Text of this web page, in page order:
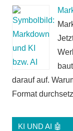
darauf auf.
Format
KI UND AI 🤖